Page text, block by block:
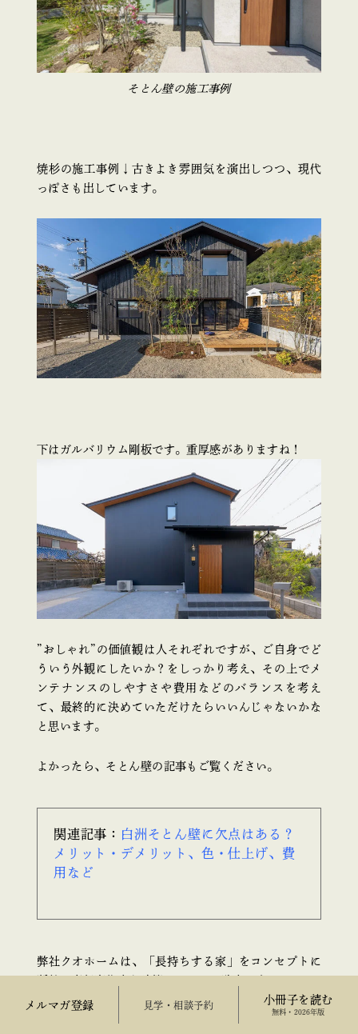
メルマガ登録 来場予約 小冊子を読む
無料・2026年版
そとん壁の施工事例
焼杉の施工事例↓古きよき雰囲気を演出しつつ、現代
っぽさも出しています。
下はガルバリウム剛板です。重厚感がありますね！
”おしゃれ”の価値観は人それぞれですが、ご自身でど
ういう外観にしたいか？をしっかり考え、その上でメ
ンテナンスのしやすさや費用などのバランスを考え
て、最終的に決めていただけたらいいんじゃないかな
と思います。
よかったら、そとん壁の記事もご覧ください。
関連記事： 白洲そとん壁に欠点はある？
メリット・デメリット、色・仕上げ、費
用など
弊社クオホームは、「長持ちする家」をコンセプトに